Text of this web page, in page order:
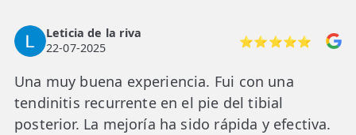
Leticia de la riva
22-07-2025
⭐⭐⭐⭐⭐
Una muy buena experiencia. Fui con una
tendinitis recurrente en el pie del tibial
posterior. La mejoría ha sido rápida y efectiva.